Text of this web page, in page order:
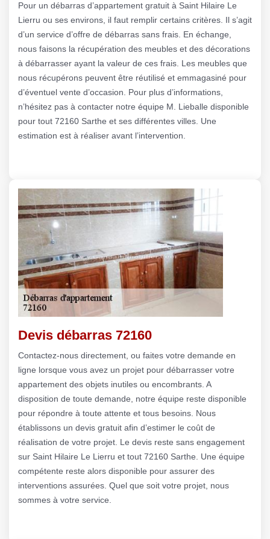
Pour un débarras d’appartement gratuit à Saint Hilaire Le
Lierru ou ses environs, il faut remplir certains critères. Il s’agit
d’un service d’offre de débarras sans frais. En échange,
nous faisons la récupération des meubles et des décorations
à débarrasser ayant la valeur de ces frais. Les meubles que
nous récupérons peuvent être réutilisé et emmagasiné pour
d’éventuel vente d’occasion. Pour plus d’informations,
n’hésitez pas à contacter notre équipe M. Lieballe disponible
pour tout 72160 Sarthe et ses différentes villes. Une
estimation est à réaliser avant l’intervention.
Devis débarras 72160
Contactez-nous directement, ou faites votre demande en
ligne lorsque vous avez un projet pour débarrasser votre
appartement des objets inutiles ou encombrants. A
disposition de toute demande, notre équipe reste disponible
pour répondre à toute attente et tous besoins. Nous
établissons un devis gratuit afin d’estimer le coût de
réalisation de votre projet. Le devis reste sans engagement
sur Saint Hilaire Le Lierru et tout 72160 Sarthe. Une équipe
compétente reste alors disponible pour assurer des
interventions assurées. Quel que soit votre projet, nous
sommes à votre service.